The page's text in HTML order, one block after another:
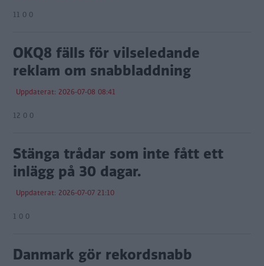
11 0 0
OKQ8 fälls för vilseledande
reklam om snabbladdning
Uppdaterat: 2026-07-08 08:41
12 0 0
Stänga trådar som inte fått ett
inlägg på 30 dagar.
Uppdaterat: 2026-07-07 21:10
1 0 0
Danmark gör rekordsnabb